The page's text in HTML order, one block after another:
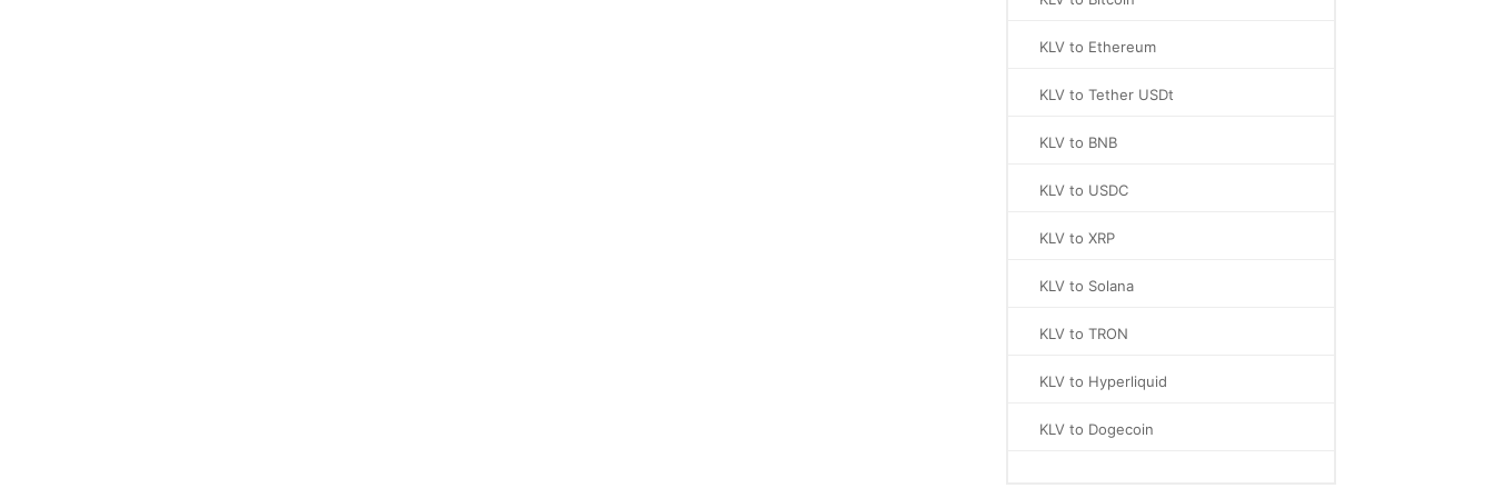
KLV to Ethereum
KLV to Tether USDt
KLV to BNB
KLV to USDC
KLV to XRP
KLV to Solana
KLV to TRON
KLV to Hyperliquid
KLV to Dogecoin